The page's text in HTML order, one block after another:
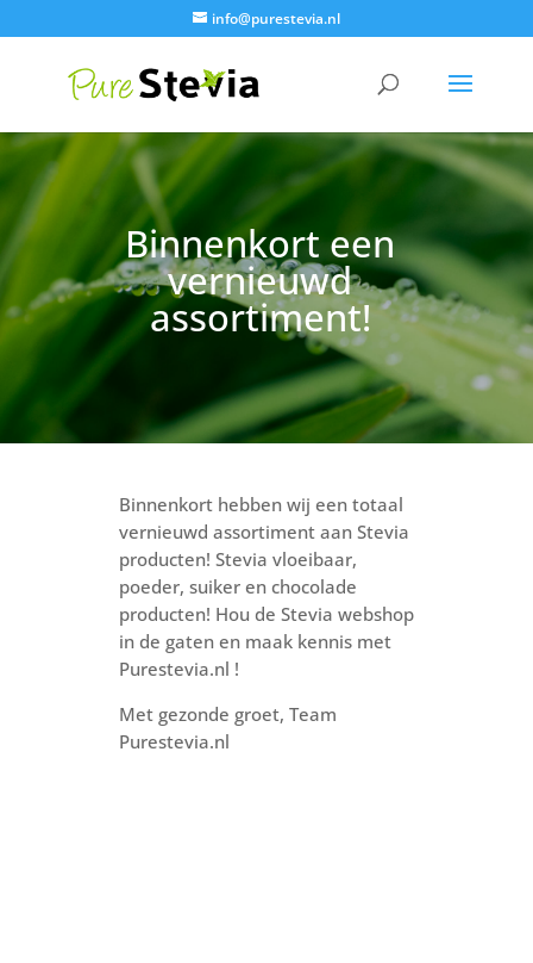
info@purestevia.nl
Binnenkort een
vernieuwd
assortiment!
Binnenkort hebben wij een totaal
vernieuwd assortiment aan Stevia
producten! Stevia vloeibaar,
poeder, suiker en chocolade
producten! Hou de Stevia webshop
in de gaten en maak kennis met
Purestevia.nl !
Met gezonde groet, Team
Purestevia.nl